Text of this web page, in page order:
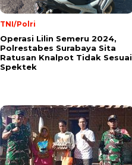
TNI/Polri
Operasi Lilin Semeru 2024,
Polrestabes Surabaya Sita
Ratusan Knalpot Tidak Sesuai
Spektek